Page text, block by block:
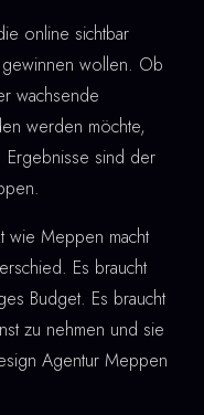
online sichtbar
wollen. Ob
wachsende
werden möchte,
Ergebnisse sind der
wie Meppen macht
Es braucht
Budget. Es braucht
zu nehmen und sie
Agentur Meppen